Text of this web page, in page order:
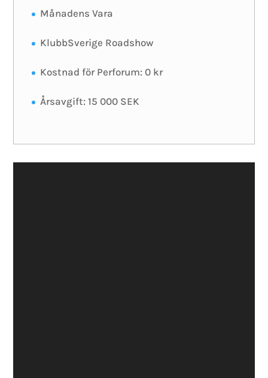
Månadens Vara
KlubbSverige Roadshow
Kostnad för Perforum: 0 kr
Årsavgift: 15 000 SEK